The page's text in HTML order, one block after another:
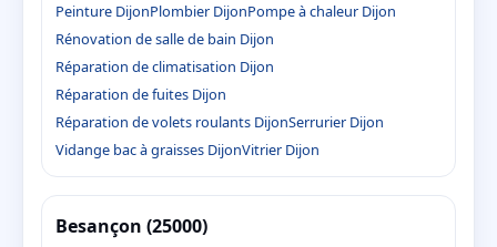
Peinture DijonPlombier DijonPompe à chaleur Dijon
Rénovation de salle de bain Dijon
Réparation de climatisation Dijon
Réparation de fuites Dijon
Réparation de volets roulants DijonSerrurier Dijon
Vidange bac à graisses DijonVitrier Dijon
Besançon (25000)